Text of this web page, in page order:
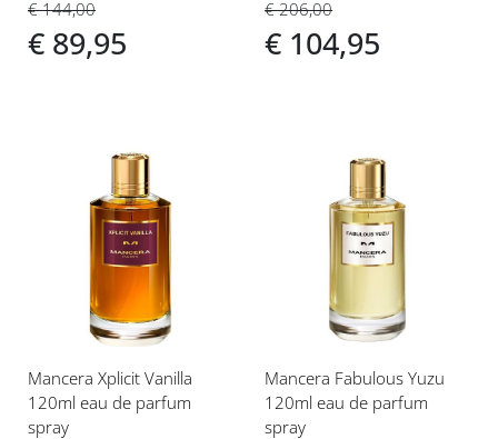
€ 144,00
€ 89,95
€ 206,00
€ 104,95
Voeg
verlanglijst
Mancera Xplicit Vanilla
120ml eau de parfum
spray
Voeg
verlanglijst
Mancera Fabulous Yuzu
120ml eau de parfum
spray